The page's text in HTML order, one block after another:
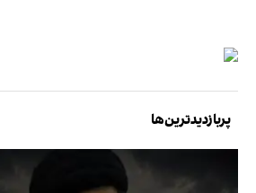
پربازدیدترین‌ها